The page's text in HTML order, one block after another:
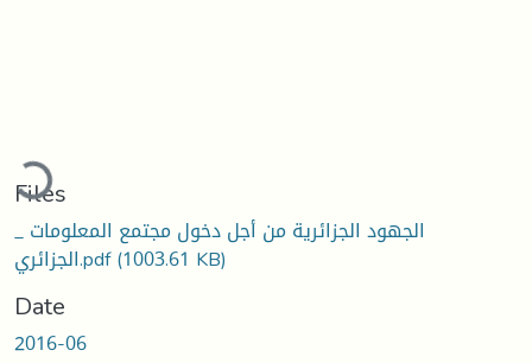
Files
_ الجهود الجزائرية من أجل دخول مجتمع المعلومات
الجزائري.pdf(1003.61 KB)
Date
2016-06